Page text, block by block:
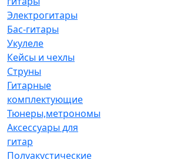
Электрогитары
Бас-гитары
Укулеле
Кейсы и чехлы
Струны
Гитарные
комплектующие
Тюнеры,метрономы
Аксессуары для
гитар
Полуакустические